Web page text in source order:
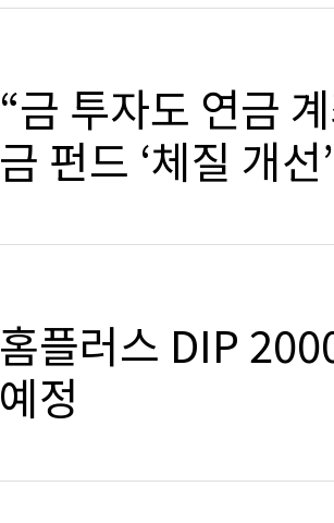
“금 투자도 연금
금 펀드 ‘체질 개선’
홈플러스 DIP
예정